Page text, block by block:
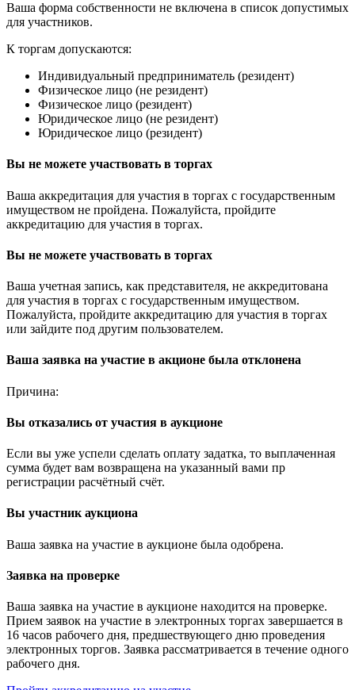
Ваша форма собственности не включена в список допустимых
для участников.
К торгам допускаются:
Индивидуальный предприниматель (резидент)
Физическое лицо (не резидент)
Физическое лицо (резидент)
Юридическое лицо (не резидент)
Юридическое лицо (резидент)
Вы не можете участвовать в торгах
Ваша аккредитация для участия в торгах с государственным
имуществом не пройдена. Пожалуйста, пройдите
аккредитацию для участия в торгах.
Вы не можете участвовать в торгах
Ваша учетная запись, как представителя, не аккредитована
для участия в торгах с государственным имуществом.
Пожалуйста, пройдите аккредитацию для участия в торгах
или зайдите под другим пользователем.
Ваша заявка на участие в акционе была отклонена
Причина:
Вы отказались от участия в аукционе
Если вы уже успели сделать оплату задатка, то выплаченная
сумма будет вам возвращена на указанный вами пр
регистрации расчётный счёт.
Вы участник аукциона
Ваша заявка на участие в аукционе была одобрена.
Заявка на проверке
Ваша заявка на участие в аукционе находится на проверке.
Прием заявок на участие в электронных торгах завершается в
16 часов рабочего дня, предшествующего дню проведения
электронных торгов. Заявка рассматривается в течение одного
рабочего дня.